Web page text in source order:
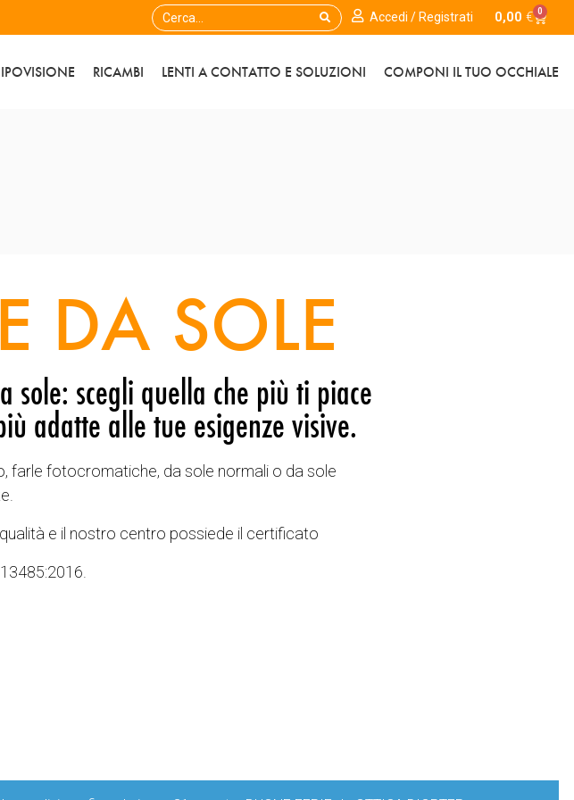
Accedi / Registrati 0,00 € 0
IPOVISIONE RICAMBI LENTI A CONTATTO E SOLUZIONI COMPONI IL TUO OCCHIALE
DA SOLE
sole: scegli quella che più ti piace
adatte alle tue esigenze visive.
farle fotocromatiche, da sole normali o da sole
e il nostro centro possiede il certificato